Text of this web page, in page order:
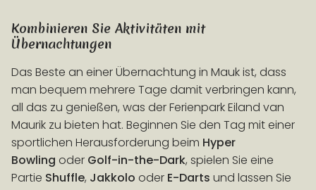
Kombinieren Sie Aktivitäten mit
Übernachtungen
Das Beste an einer Übernachtung in Mauk ist, dass
man bequem mehrere Tage damit verbringen kann,
all das zu genießen, was der Ferienpark Eiland van
Maurik zu bieten hat. Beginnen Sie den Tag mit einer
sportlichen Herausforderung beim Hyper
Bowling oder Golf-in-the-Dark, spielen Sie eine
Partie Shuffle, Jakkolo oder E-Darts und lassen Sie